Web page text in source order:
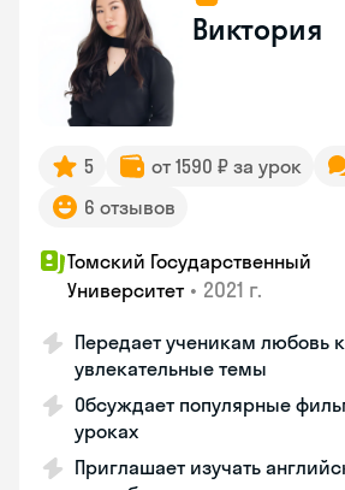
Виктория
5 от 1590 ₽ за урок
6 отзывов
Томский Государственный
Университет • 2021 г.
Передает ученикам любовь
увлекательные темы
Обсуждает популярные
уроках
Приглашает изучать